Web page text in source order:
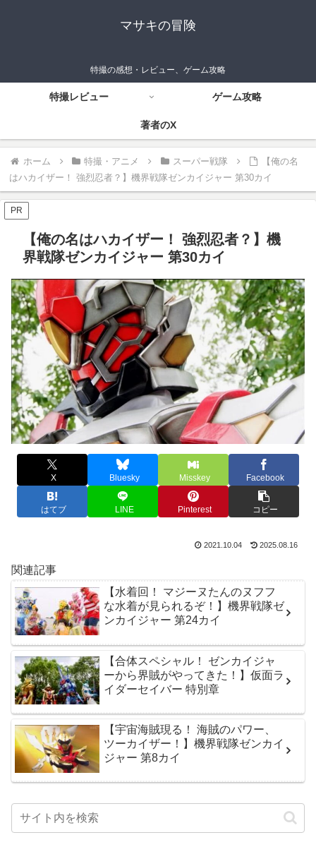
マサキの冒険
特撮の感想・レビュー、ゲーム攻略
特撮レビュー ゲーム攻略
著者のX
ホーム 特撮・アニメ スーパー戦隊
【俺の名
はハカイザー！ 強烈忍者？】機界戦隊ゼンカイジャー 第30カイ
PR
【俺の名はハカイザー！ 強烈忍者？】機
界戦隊ゼンカイジャー 第30カイ
X Bluesky Misskey Facebook
はてブ LINE Pinterest コピー
2021.10.04 2025.08.16
関連記事
【水着回！ マジーヌたんのヌフフ
な水着が見られるぞ！】機界戦隊ゼ
ンカイジャー 第24カイ
【合体スペシャル！ ゼンカイジャ
ーから界賊がやってきた！】仮面ラ
イダーセイバー 特別章
【宇宙海賊現る！ 海賊のパワー、
ツーカイザー！】機界戦隊ゼンカイ
ジャー 第8カイ